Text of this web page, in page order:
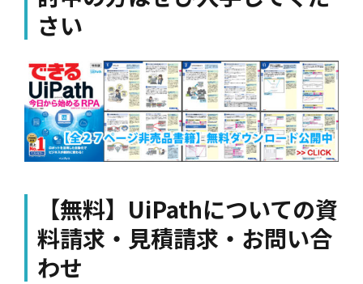
さい
【無料】UiPathについての資
料請求・見積請求・お問い合
わせ